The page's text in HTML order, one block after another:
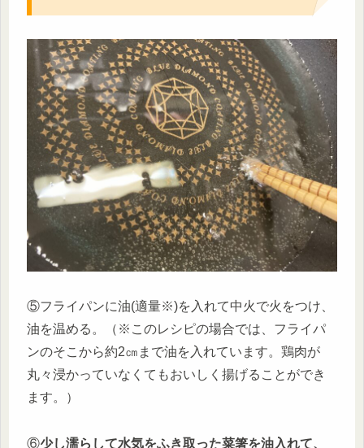
⑤フライパンに油(適量※)を入れて中火で火をつけ、
油を温める。（※このレシピの場合では、フライパ
ンのそこから約2㎝まで油を入れています。鶏肉が
丸々浸かっていなくてもおいしく揚げることができ
ます。）
⑥少し濡らして水気をふき取った菜箸を油入れて、